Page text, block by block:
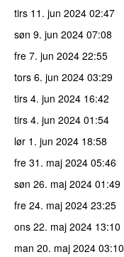
tirs 11. jun 2024 02:47
søn 9. jun 2024 07:08
fre 7. jun 2024 22:55
tors 6. jun 2024 03:29
tirs 4. jun 2024 16:42
tirs 4. jun 2024 01:54
lør 1. jun 2024 18:58
fre 31. maj 2024 05:46
søn 26. maj 2024 01:49
fre 24. maj 2024 23:25
ons 22. maj 2024 13:10
man 20. maj 2024 03:10